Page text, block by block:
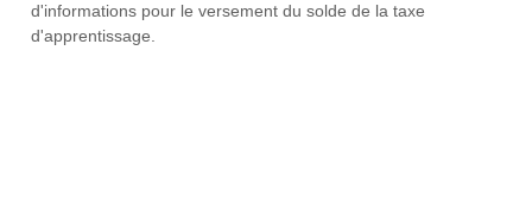
d'informations pour le versement du solde de la taxe
d'apprentissage.